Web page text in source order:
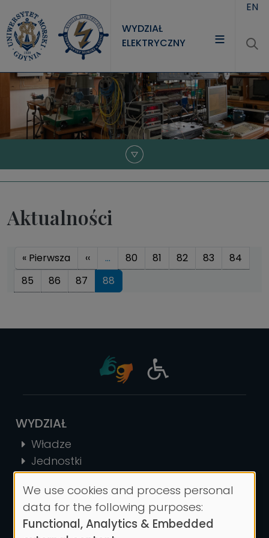
WYDZIAŁ
ELEKTRYCZNY
WYDZIAŁ
STUDIA
NAUKA
EN
Aktualności
Stronicowanie
« Pierwsza Pierwsza strona
‹‹Poprzednia strona
… 80 81 82 83
84
85
86 87 88
WYDZIAŁ
Władze
Jednostki
Historia
Kontakt
STUDIA
Use
of
We use cookies and process personal
data for the following purposes:
Functional, Analytics & Embedded